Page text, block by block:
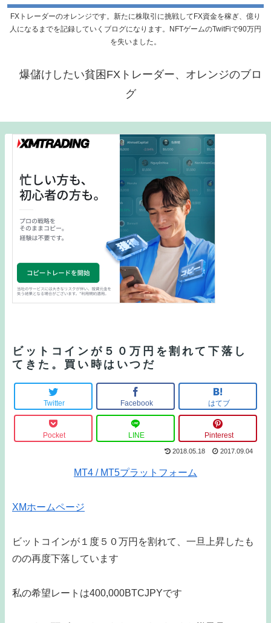
FXトレーダーのオレンジです。新たに株取引に挑戦してFX資金を稼ぎ、億り
人になるまでを記録していくブログになります。NFTゲームのTwitFiで90万円
を失いました。
爆儲けしたい貧困FXトレーダー、オレンジのブロ
グ
ビットコインが５０万円を割れて下落し
てきた。買い時はいつだ
Twitter Facebook はてブ
Pocket LINE Pinterest
2018.05.18 2017.09.04
MT4 / MT5プラットフォーム
XMホームページ
ビットコインが１度５０万円を割れて、一旦上昇したも
のの再度下落しています
私の希望レートは400,000BTCJPYです